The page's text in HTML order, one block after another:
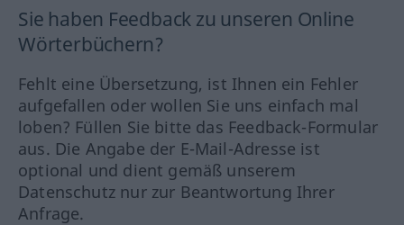
Sie haben Feedback zu unseren Online
Wörterbüchern?
Fehlt eine Übersetzung, ist Ihnen ein Fehler
aufgefallen oder wollen Sie uns einfach mal
loben? Füllen Sie bitte das Feedback-Formular
aus. Die Angabe der E-Mail-Adresse ist
optional und dient gemäß unserem
Datenschutz nur zur Beantwortung Ihrer
Anfrage.